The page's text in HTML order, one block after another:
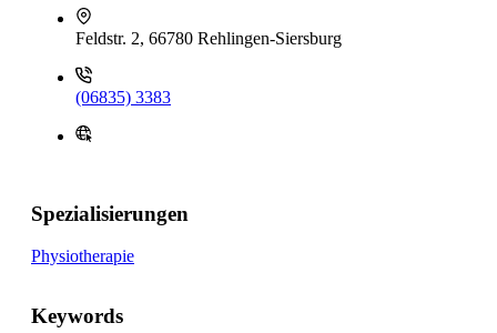
Feldstr. 2, 66780 Rehlingen-Siersburg
(06835) 3383
Spezialisierungen
Physiotherapie
Keywords